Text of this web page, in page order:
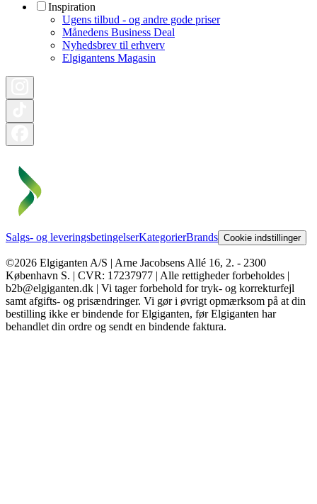
Inspiration
Ugens tilbud - og andre gode priser
Månedens Business Deal
Nyhedsbrev til erhverv
Elgigantens Magasin
Salgs- og leveringsbetingelserKategorierBrands Cookie indstillinger
©2026 Elgiganten A/S | Arne Jacobsens Allé 16, 2. - 2300
København S. | CVR: 17237977 | Alle rettigheder forbeholdes |
b2b@elgiganten.dk | Vi tager forbehold for tryk- og korrekturfejl
samt afgifts- og prisændringer. Vi gør i øvrigt opmærksom på at din
bestilling ikke er bindende for Elgiganten, før Elgiganten har
behandlet din ordre og sendt en bindende faktura.